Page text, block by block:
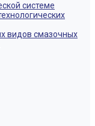
системе
видов смазочных